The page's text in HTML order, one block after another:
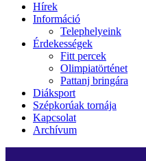
Hírek
Információ
Telephelyeink
Érdekességek
Fitt percek
Olimpiatörténet
Pattanj bringára
Diáksport
Szépkorúak tornája
Kapcsolat
Archívum